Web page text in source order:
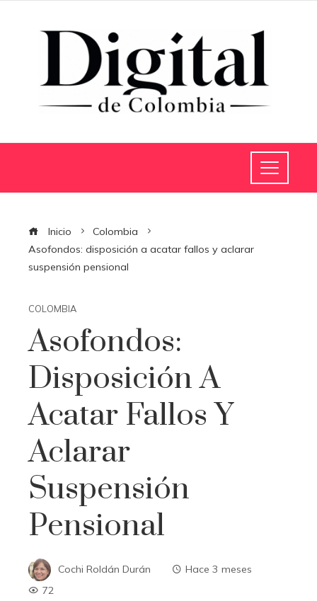
Inicio
Colombia
Asofondos: disposición a acatar fallos y aclarar
suspensión pensional
COLOMBIA
Asofondos:
Disposición A
Acatar Fallos Y
Aclarar
Suspensión
Pensional
Cochi Roldán Durán
Hace 3 meses
72